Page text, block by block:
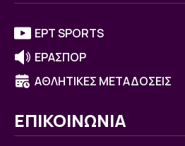
ΕΡΤ SPORTS
ΕΡΑΣΠΟΡ
ΑΘΛΗΤΙΚΕΣ ΜΕΤΑΔΟΣΕΙΣ
ΕΠΙΚΟΙΝΩΝΙΑ